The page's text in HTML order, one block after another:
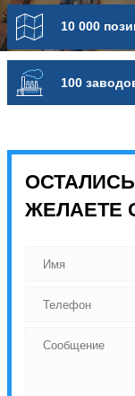
10 000
100
ЖЕЛАЕТЕ